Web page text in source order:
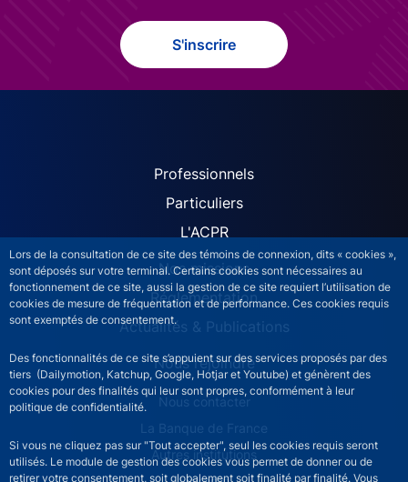
Lors de la consultation de ce site des témoins de connexion, dits « cookies »,
sont déposés sur votre terminal. Certains cookies sont nécessaires au
fonctionnement de ce site, aussi la gestion de ce site requiert l’utilisation de
cookies de mesure de fréquentation et de performance. Ces cookies requis
sont exemptés de consentement.
Des fonctionnalités de ce site s’appuient sur des services proposés par des
tiers (Dailymotion, Katchup, Google, Hotjar et Youtube) et génèrent des
cookies pour des finalités qui leur sont propres, conformément à leur
politique de confidentialité.
Si vous ne cliquez pas sur "Tout accepter", seul les cookies requis seront
utilisés. Le module de gestion des cookies vous permet de donner ou de
retirer votre consentement, soit globalement soit finalité par finalité. Vous
S'inscrire
ACPR site navigation
Professionnels
Particuliers
L'ACPR
Nos missions
Réglementation
Actualités & Publications
Nous rejoindre
ACPR footer secondary menu (French)
Nous contacter
La Banque de France
Autres institutions